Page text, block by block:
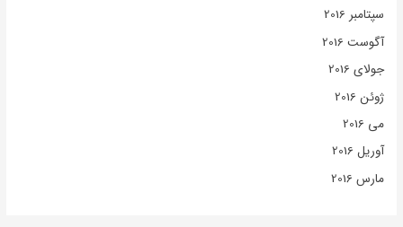
سپتامبر 2016
آگوست 2016
جولای 2016
ژوئن 2016
می 2016
آوریل 2016
مارس 2016